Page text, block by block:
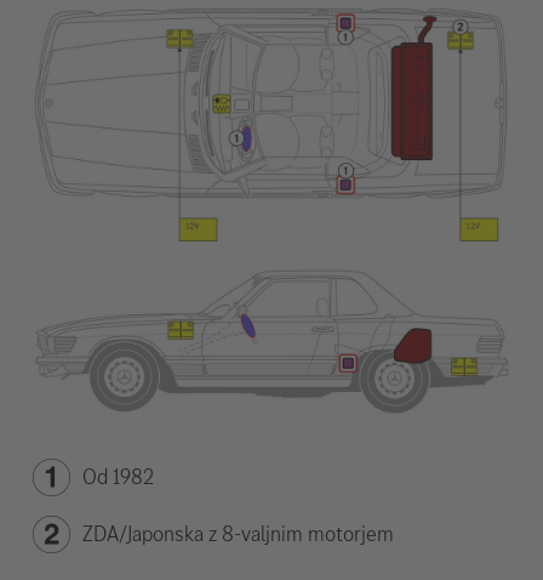
Od 1982
ZDA/Japonska z 8-valjnim motorjem